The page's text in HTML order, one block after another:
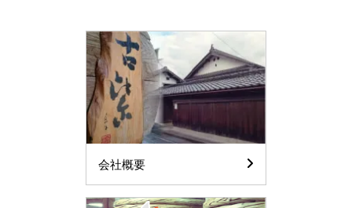
会社概要